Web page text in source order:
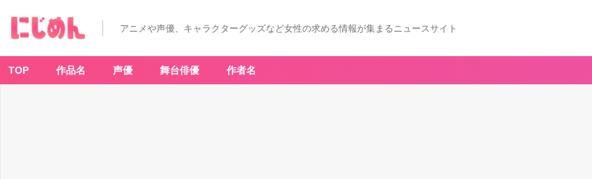
アニメや声優、キャラクターグッズなど女性の求める情報が集まるニュースサイト
TOP 作品名 声優 舞台俳優 作者名